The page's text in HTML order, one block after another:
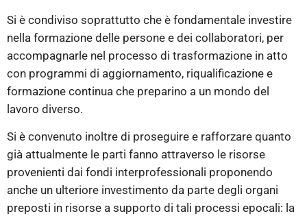
Si è condiviso soprattutto che è fondamentale investire
nella formazione delle persone e dei collaboratori, per
accompagnarle nel processo di trasformazione in atto
con programmi di aggiornamento, riqualificazione e
formazione continua che preparino a un mondo del
lavoro diverso.
Si è convenuto inoltre di proseguire e rafforzare quanto
già attualmente le parti fanno attraverso le risorse
provenienti dai fondi interprofessionali proponendo
anche un ulteriore investimento da parte degli organi
preposti in risorse a supporto di tali processi epocali: la